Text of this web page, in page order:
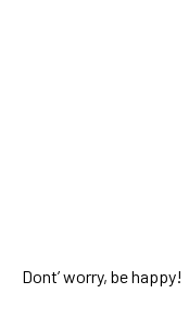
Dont’ worry, be happy!